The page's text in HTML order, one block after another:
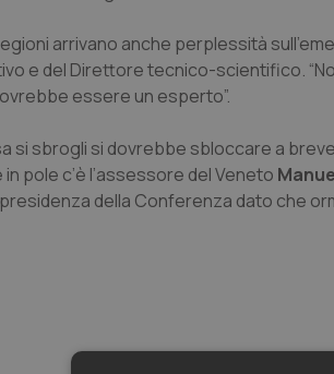
arrivano anche perplessità
e del Direttore tecnico-scientifico.
essere un esperto”.
si sbrogli si dovrebbe sbloccare a
pole c’è l’assessore del Veneto
della Conferenza dato che